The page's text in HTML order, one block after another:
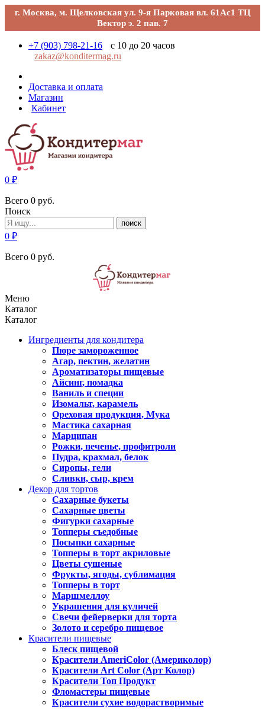
г. Москва, м. Щелковская ул. 9-я Парковая вл. 61Ас1 ТЦ
Вектор э. 2 пав. 7
+7 (903) 798-21-16
с 10 до 20 часов
zakaz@konditermag.ru
Доставка и оплата
Магазин
Кабинет
0 ₽
Всего 0 руб.
Поиск
поиск
0 ₽
Всего 0 руб.
Меню
Каталог
Каталог
Ингредиенты для кондитера
Пюре замороженное
Агар, пектин, желатин
Ароматизаторы пищевые
Айсинг, помадка
Ваниль и специи
Изомальт, карамель
Ореховая продукция, Мука
Мастика сахарная
Марципан
Рожки, печенье, профитроли
Пудра, крахмал, белок
Сиропы, гели
Сливки, сыр, крем
Декор для тортов
Сахарные букеты
Сахарные цветы
Фигурки сахарные
Топперы съедобные
Посыпки сахарные
Топперы в торт акриловые
Цветы сушеные
Фрукты, ягоды, сублимация
Топперы в торт
Маршмеллоу
Украшения для куличей
Свечи фейерверки для торта
Золото и серебро пищевое
Красители пищевые
Блеск пищевой
Красители AmeriColor (Америколор)
Красители Art Color (Арт Колор)
Красители Топ Продукт
Фломастеры пищевые
Красители сухие водорастворимые